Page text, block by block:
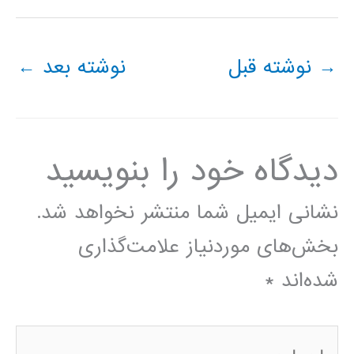
→ نوشته قبل نوشته بعد ←
دیدگاه‌ خود را بنویسید
نشانی ایمیل شما منتشر نخواهد شد.
بخش‌های موردنیاز علامت‌گذاری
شده‌اند *
اینجا